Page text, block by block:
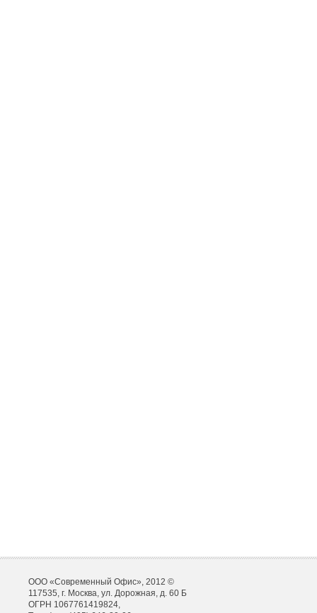
ООО «Современный Офис», 2012 ©
117535, г. Москва, ул. Дорожная, д. 60 Б
ОГРН 1067761419824,